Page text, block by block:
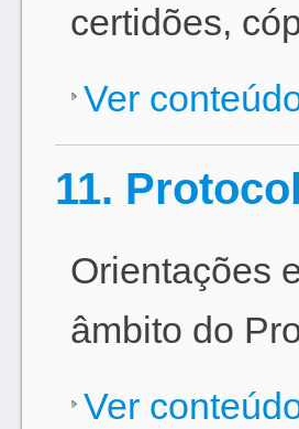
certidões,
Ver
11.
Orientações
âmbito do
Ver